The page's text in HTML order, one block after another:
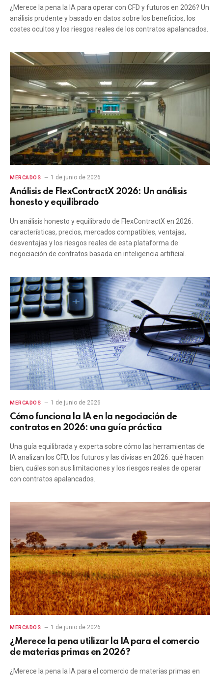
¿Merece la pena la IA para operar con CFD y futuros en 2026? Un
análisis prudente y basado en datos sobre los beneficios, los
costes ocultos y los riesgos reales de los contratos apalancados.
MERCADOS 1 de junio de 2026
Análisis de FlexContractX 2026: Un análisis
honesto y equilibrado
Un análisis honesto y equilibrado de FlexContractX en 2026:
características, precios, mercados compatibles, ventajas,
desventajas y los riesgos reales de esta plataforma de
negociación de contratos basada en inteligencia artificial.
MERCADOS 1 de junio de 2026
Cómo funciona la IA en la negociación de
contratos en 2026: una guía práctica
Una guía equilibrada y experta sobre cómo las herramientas de
IA analizan los CFD, los futuros y las divisas en 2026: qué hacen
bien, cuáles son sus limitaciones y los riesgos reales de operar
con contratos apalancados.
MERCADOS 1 de junio de 2026
¿Merece la pena utilizar la IA para el comercio
de materias primas en 2026?
¿Merece la pena la IA para el comercio de materias primas en